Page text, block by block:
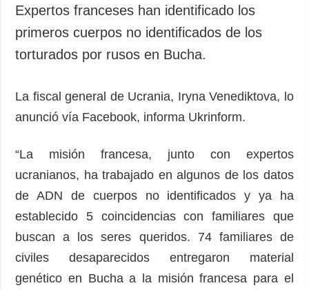
Sociedad y
Cultura
Deportes
Desastres y
emergencias
protección de
Podcasts
Publicaciones
Releases
Suscripción
Banco de
imágenes
Expertos franceses han identificado los
primeros cuerpos no identificados de los
torturados por rusos en Bucha.
La fiscal general de Ucrania, Iryna Venediktova, lo
anunció vía Facebook, informa Ukrinform.
“La misión francesa, junto con expertos
ucranianos, ha trabajado en algunos de los datos
de ADN de cuerpos no identificados y ya ha
establecido 5 coincidencias con familiares que
buscan a los seres queridos. 74 familiares de
civiles desaparecidos entregaron material
genético en Bucha a la misión francesa para el